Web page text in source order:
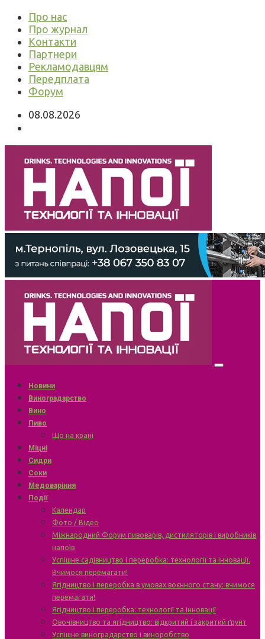
Про нас
Про журнал
Контакти
Партнери
Рекламодавцям
Передплата
Форум
08.08.2026
Новини
Виноградарство
Вино
Пиво
Що на крані
Міцні
Сидри
Соки
Медоваріння
Події
Календар
Фото / Відео
Міжнародний Форум пивоварів, дистиляторів і виробників
напоїв
Успішне садівництво і переробка: технології та інновації.
Вчимося перемагати!
Ягідництво і переробка в умовах воєнного стану: вчимося
перемагати!
Ягідництво і переробка: технології та інновації
Овочівництво та ягідництво: відкритий і закритий ґрунт
Успішне виноградарство і виноробство